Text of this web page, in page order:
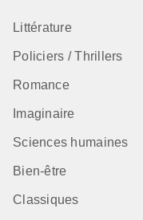
Littérature
Policiers / Thrillers
Romance
Imaginaire
Sciences humaines
Bien-être
Classiques